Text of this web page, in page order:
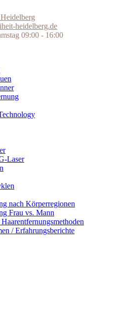
heidelberg.de
09:00 - 16:00
Laser
nach Körperregionen
Frau vs. Mann
/ Erfahrungsberichte